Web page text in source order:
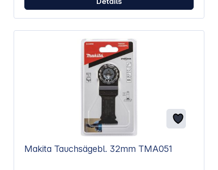
Makita Tauchsägebl. 32mm TMA051